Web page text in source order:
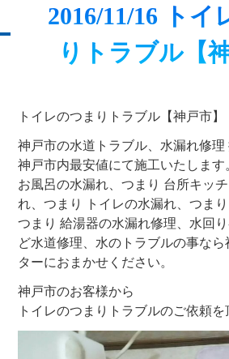
2016/11/16 トイ
りトラブル【
トイレのつまりトラブル【神戸市】
神戸市の水道トラブル、水漏れ修理
神戸市内最安値にて施工いたします
お風呂の水漏れ、つまり 台所キッ
れ、つまり トイレの水漏れ、つまり
つまり 給湯器の水漏れ修理、水回
ど水道修理、水のトラブルの事な
ターにおまかせください。
神戸市のお客様から
トイレのつまりトラブルのご依頼を